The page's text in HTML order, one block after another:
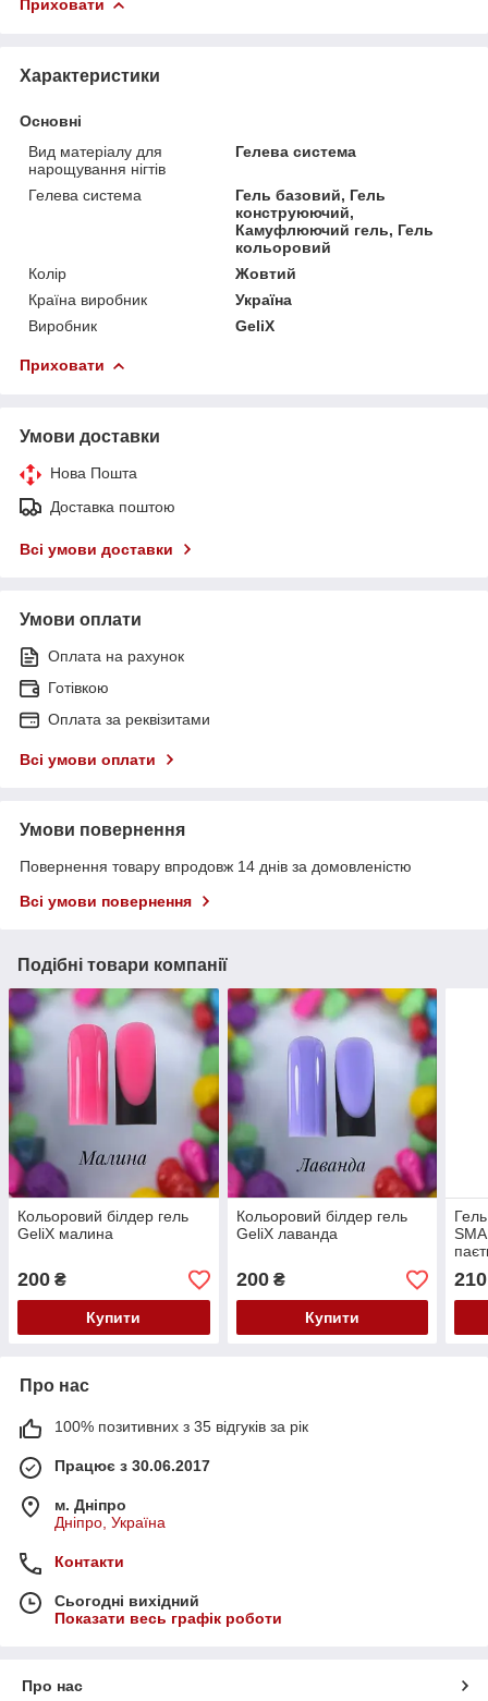
Приховати
Характеристики
Основні
Вид матеріалу для
нарощування нігтів
Гелева система
Гелева система
Гель базовий, Гель
конструюючий,
Камуфлюючий гель, Гель
кольоровий
Колір
Жовтий
Країна виробник
Україна
Виробник
GeliX
Приховати
Умови доставки
Нова Пошта
Доставка поштою
Всі умови доставки
Умови оплати
Оплата на рахунок
Готівкою
Оплата за реквізитами
Всі умови оплати
Умови повернення
Повернення товару впродовж 14 днів за домовленістю
Всі умови повернення
Подібні товари компанії
Кольоровий білдер гель
GeliX малина
200 ₴
Купити
Кольоровий білдер гель
GeliX лаванда
200₴
Купити
210
Про нас
100% позитивних з 35 відгуків за рік
Працює з 30.06.2017
м. Дніпро
Дніпро, Україна
Контакти
Сьогодні вихідний
Показати весь графік роботи
Про нас